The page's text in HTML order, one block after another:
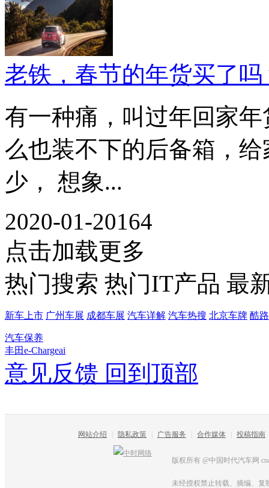
老铁，春节的年货买了吗
有一种痛，叫过年回家
么也装不下的后备箱，
少， 想象...
2020-01-20164
点击加载更多
热门搜索 热门IT产品 最
新车上市 广州车展 成都车展 汽车详解 汽车热搜 北京车牌 酷
汽车保养
丰田e-Chargeai
意见反馈 回到顶部
网站介绍 隐私政策 广告服务 合作媒体 投稿指南
版权所有 @中国时代汽车网
未经授权禁止转载、摘编、复